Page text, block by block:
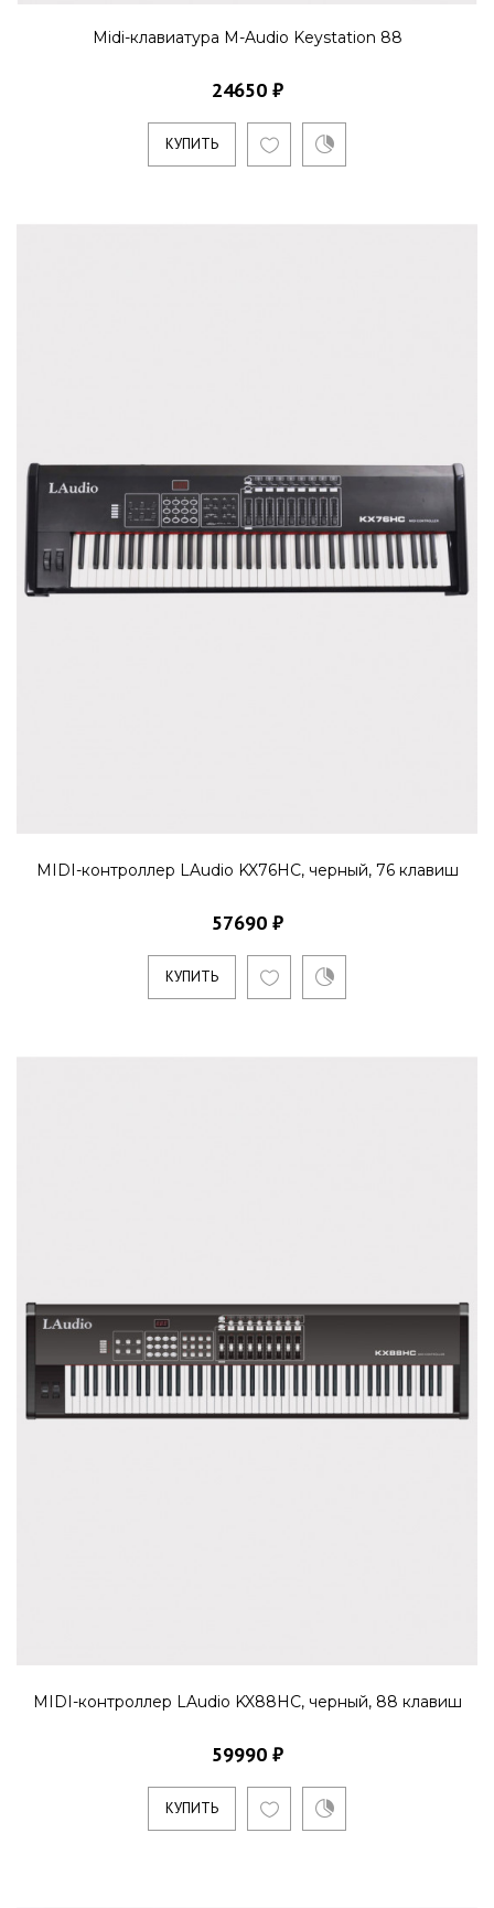
Midi-клавиатура M-Audio Keystation 88
24650 ₽
КУПИТЬ
MIDI-контроллер LAudio KX76HC, черный, 76 клавиш
57690 ₽
КУПИТЬ
MIDI-контроллер LAudio KX88HC, черный, 88 клавиш
59990 ₽
КУПИТЬ